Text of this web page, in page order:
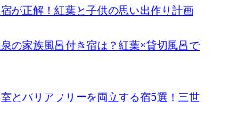
が正解！紅葉と子供の思い出作り計画
の家族風呂付き宿は？紅葉×貸切風呂で
とバリアフリーを両立する宿5選！三世